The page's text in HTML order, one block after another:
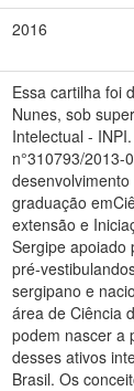
2016
Essa cartilha foi
Nunes, sob
Intelectual -
n°310793/2013-
graduação
extensão e
Sergipe apoiado
pré-
sergipano e
área de Ciência
podem nascer a
desses ativos
Brasil. Os